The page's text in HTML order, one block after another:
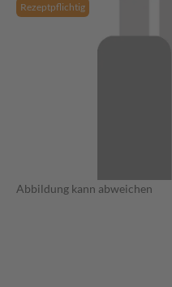
Rezeptpflichtig
Abbildung kann abweichen